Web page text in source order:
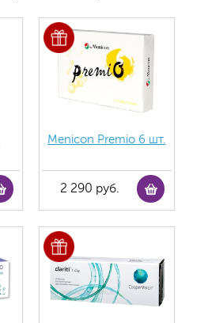
Menicon Premio 6 шт.
2 290 руб.